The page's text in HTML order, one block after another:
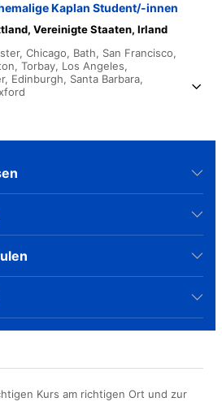
Kaplan Student/-innen
Vereinigte Staaten, Irland
Chicago, Bath, San Francisco,
Torbay, Los Angeles,
Edinburgh, Santa Barbara,
Kurs am richtigen Ort und zur